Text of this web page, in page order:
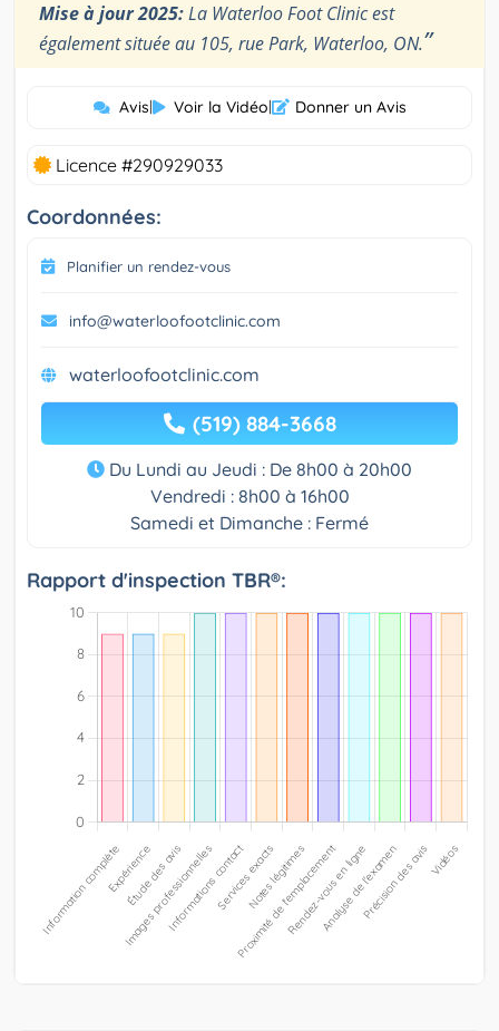
Mise à jour 2025:La Waterloo Foot Clinic est
également située au 105, rue Park, Waterloo, ON.”
Avis| Voir la Vidéo| Donner un Avis
Licence #290929033
Coordonnées:
Planifier un rendez-vous
info@waterloofootclinic.com
waterloofootclinic.com
(519) 884-3668
Du Lundi au Jeudi : De 8h00 à 20h00
Vendredi : 8h00 à 16h00
Samedi et Dimanche : Fermé
Rapport d'inspection TBR®: